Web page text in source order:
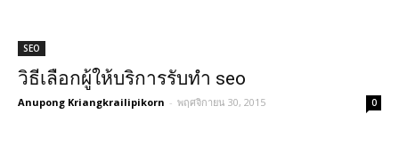
SEO
วิธีเลือกผู้ให้บริการรับทำ seo
Anupong Kriangkrailipikorn - พฤศจิกายน 30, 2015 0